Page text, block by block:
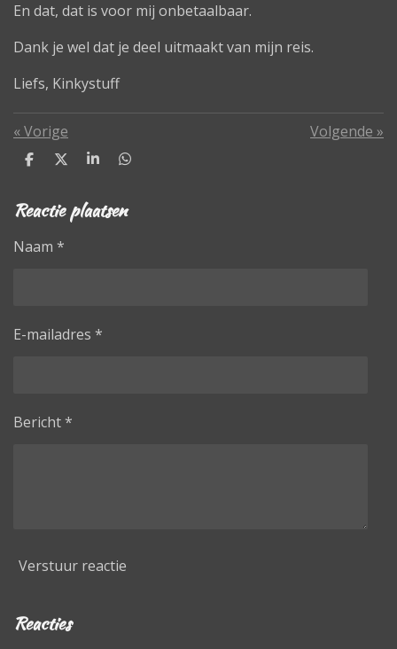
En dat, dat is voor mij onbetaalbaar.
Dank je wel dat je deel uitmaakt van mijn reis.
Liefs, Kinkystuff
«Vorige Volgende »
D
e
n
D
l
S
r
e
D
e
n
Reactie plaatsen
Naam *
E-mailadres *
Bericht *
Verstuur reactie
Reacties